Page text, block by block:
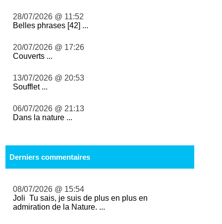
28/07/2026 @ 11:52
Belles phrases [42] ...
20/07/2026 @ 17:26
Couverts ...
13/07/2026 @ 20:53
Soufflet ...
06/07/2026 @ 21:13
Dans la nature ...
Derniers commentaires
08/07/2026 @ 15:54
Joli Tu sais, je suis de plus en plus en
admiration de la Nature. ...